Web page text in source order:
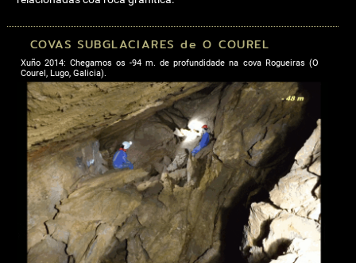
COVAS SUBGLACIARES de O COUREL
Xuño 2014: Chegamos os -94 m. de profundidade na cova Rogueiras (O
Courel, Lugo, Galicia).